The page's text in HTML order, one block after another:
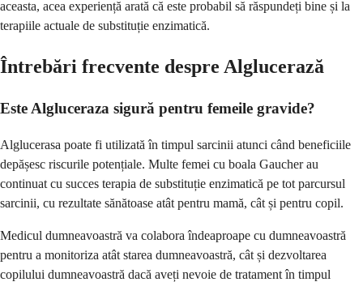
aceasta, acea experiență arată că este probabil să răspundeți bine și la
terapiile actuale de substituție enzimatică.
Întrebări frecvente despre Alglucerază
Este Algluceraza sigură pentru femeile gravide?
Alglucerasa poate fi utilizată în timpul sarcinii atunci când beneficiile
depășesc riscurile potențiale. Multe femei cu boala Gaucher au
continuat cu succes terapia de substituție enzimatică pe tot parcursul
sarcinii, cu rezultate sănătoase atât pentru mamă, cât și pentru copil.
Medicul dumneavoastră va colabora îndeaproape cu dumneavoastră
pentru a monitoriza atât starea dumneavoastră, cât și dezvoltarea
copilului dumneavoastră dacă aveți nevoie de tratament în timpul